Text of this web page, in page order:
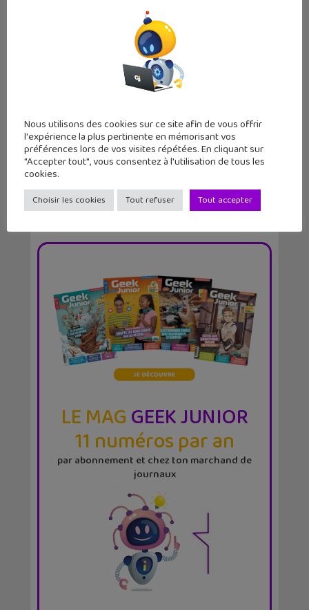
2K25
LE MAGGEEK JUNIOR
11 numéros par an
par abonnement et chez ton marchand de
journaux
Nous utilisons des cookies sur ce site afin de vous offrir
l'expérience la plus pertinente en mémorisant vos
préférences lors de vos visites répétées. En cliquant sur
"Accepter tout", vous consentez à l'utilisation de tous les
cookies.
Choisir les cookies Tout refuser Tout accepter